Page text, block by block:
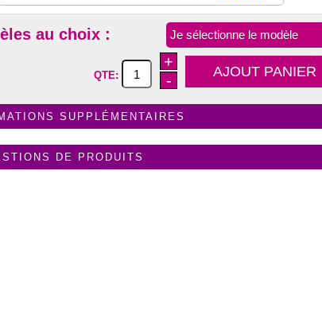
Je sélectionne le modèle
au choix :
QTE:
+
-
SUPPLÉMENTAIRES
DE PRODUITS